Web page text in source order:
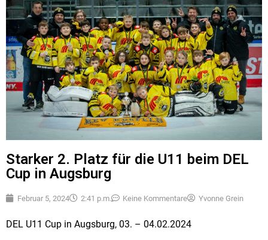
Starker 2. Platz für die U11 beim DEL
Cup in Augsburg
Februar 5, 2024 2:41 p.m. Keine Kommentare Yvonne Grein
DEL U11 Cup in Augsburg, 03. – 04.02.2024